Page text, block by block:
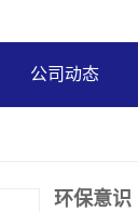
公司动态
环保意识